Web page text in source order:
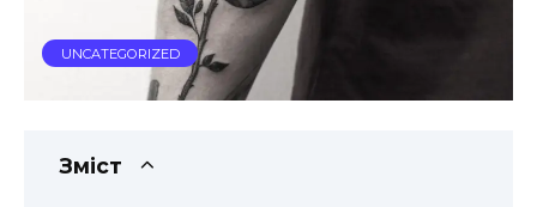
UNCATEGORIZED
Зміст